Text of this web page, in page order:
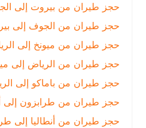
حجز طيران من بيروت إلى الجوف |
حجز طيران من الجوف إلى بيروت
|
حجز طيران من ميونخ إلى الرياض
|
حجز طيران من الرياض إلى ميونخ |
حجز طيران من باماكو إلى الرياض
|
حجز طيران من طرابزون إلى أنطاليا
حجز طيران من أنطاليا إلى طرابزون